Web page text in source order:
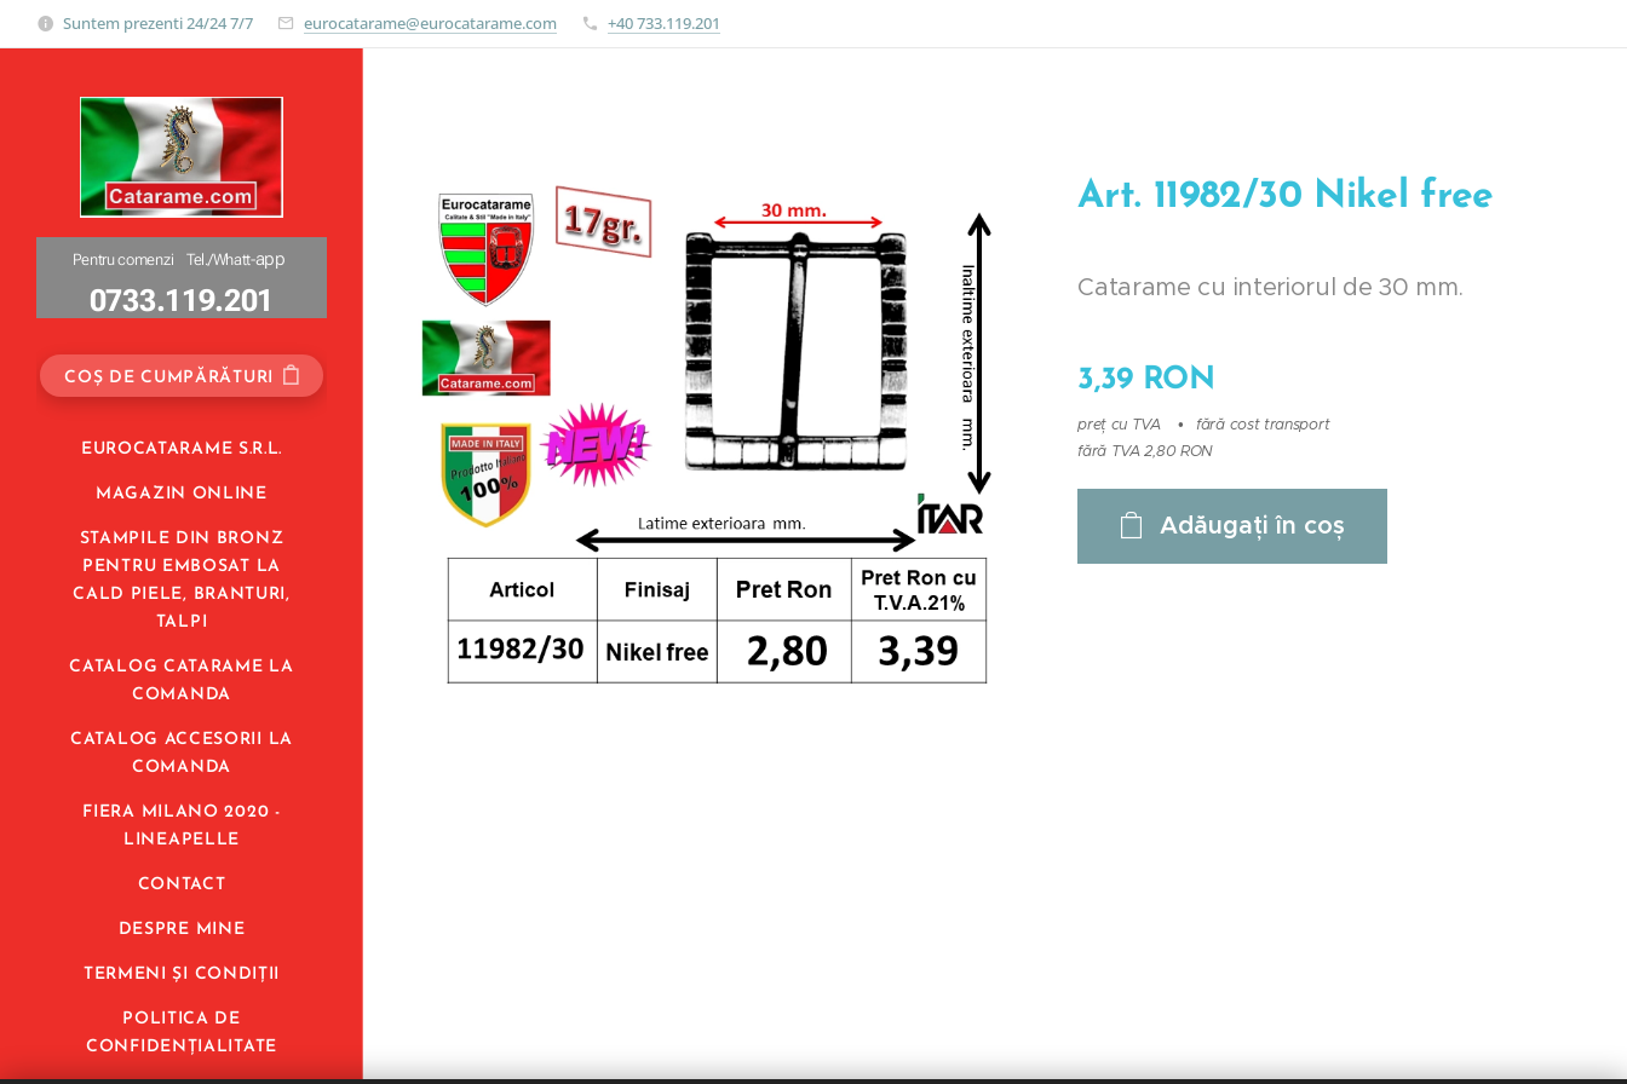
Suntem prezenti 24/24 7/7 eurocatarame@eurocatarame.com +40 733.119.201
Pentru comenzi Tel./Whatt-app
0733.119.201
COȘ DE CUMPĂRĂTURI
EUROCATARAME S.R.L.
MAGAZIN ONLINE
STAMPILE DIN BRONZ
PENTRU EMBOSAT LA
CALD PIELE, BRANTURI,
TALPI
CATALOG CATARAME LA
COMANDA
CATALOG ACCESORII LA
COMANDA
FIERA MILANO 2020 -
LINEAPELLE
CONTACT
DESPRE MINE
TERMENI ȘI CONDIȚII
POLITICA DE
CONFIDENȚIALITATE
Art. 11982/30 Nikel free
Catarame cu interiorul de 30 mm.
3,39 RON
preț cu TVA
fără cost transport
fără TVA 2,80 RON
Adăugați în coș